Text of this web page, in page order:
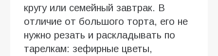
кругу или семейный завтрак. В
отличие от большого торта, его не
нужно резать и раскладывать по
тарелкам: зефирные цветы,